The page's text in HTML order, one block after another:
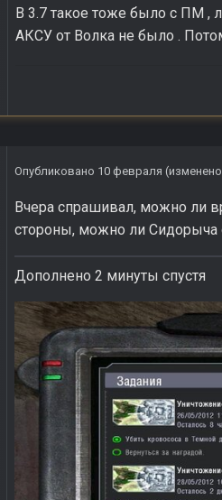
В 3.7 такое тоже было с ПМ ,
АКСУ от Волка не было .
Опубликовано 10 февраля
Вчера спрашивал, можно ли
стороны, можно ли Сидорыча
Дополнено 2 минуты спустя